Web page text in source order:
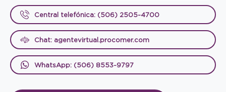
Central telefónica: (506) 2505-4700
Chat: agentevirtual.procomer.com
WhatsApp: (506) 8553-9797